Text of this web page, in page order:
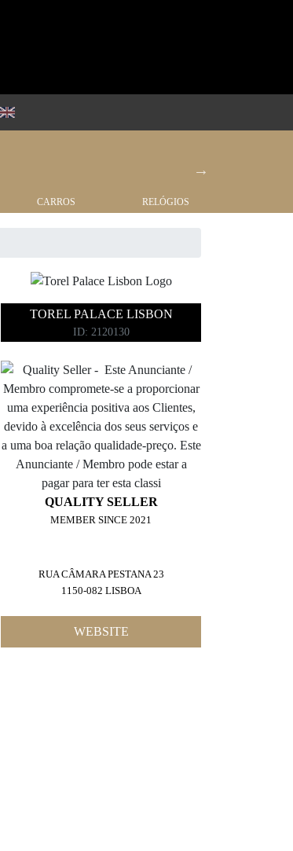
CARROS RELÓGIOS
TOREL PALACE LISBON
ID: 2120130
QUALITY SELLER
MEMBER SINCE 2021
RUA CÂMARA PESTANA 23
1150-082 LISBOA
WEBSITE